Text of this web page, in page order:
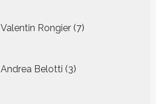
Valentin Rongier 7
producten
Andrea Belotti 3
producten